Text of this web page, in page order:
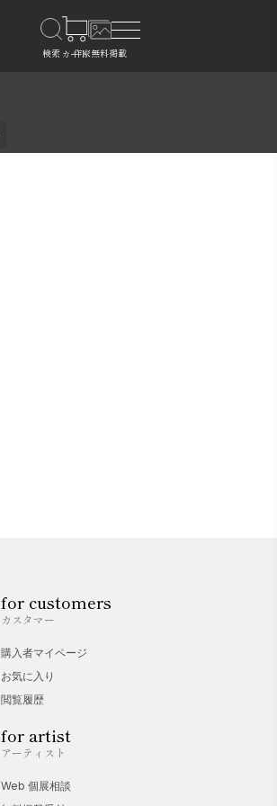
for customers
カスタマー
購入者マイページ
お気に入り
閲覧履歴
for artist
アーティスト
Web 個展相談